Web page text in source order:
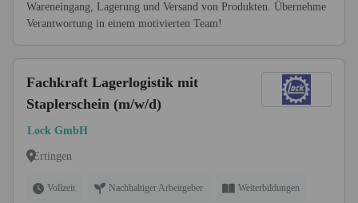
Wareneingang, Lagerung und Versand von Produkten. Übernehme
Verantwortung in einem motivierten Team!
Fachkraft Lagerlogistik mit
Staplerschein (m/w/d)
Lock GmbH
Ertingen
Vollzeit Nachhaltiger Arbeitgeber Weiterbildungen